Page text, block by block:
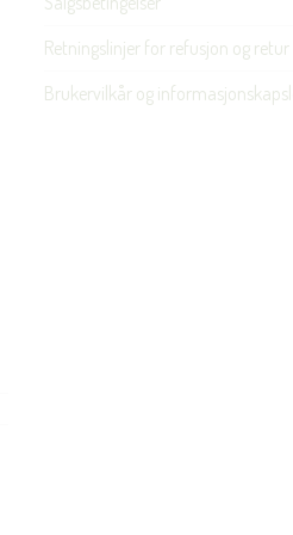
Retningslinjer for refusjon og retur
Brukervilkår og